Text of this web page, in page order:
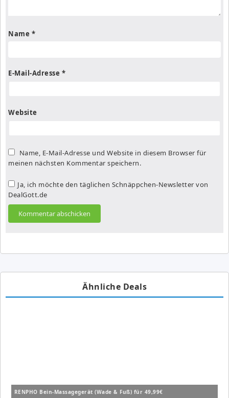
Name *
E-Mail-Adresse *
Website
Name, E-Mail-Adresse und Website in diesem Browser für
meinen nächsten Kommentar speichern.
Ja, ich möchte den täglichen Schnäppchen-Newsletter von
DealGott.de
Ähnliche Deals
RENPHO Bein-Massagegerät (Wade & Fuß) für 49,99€